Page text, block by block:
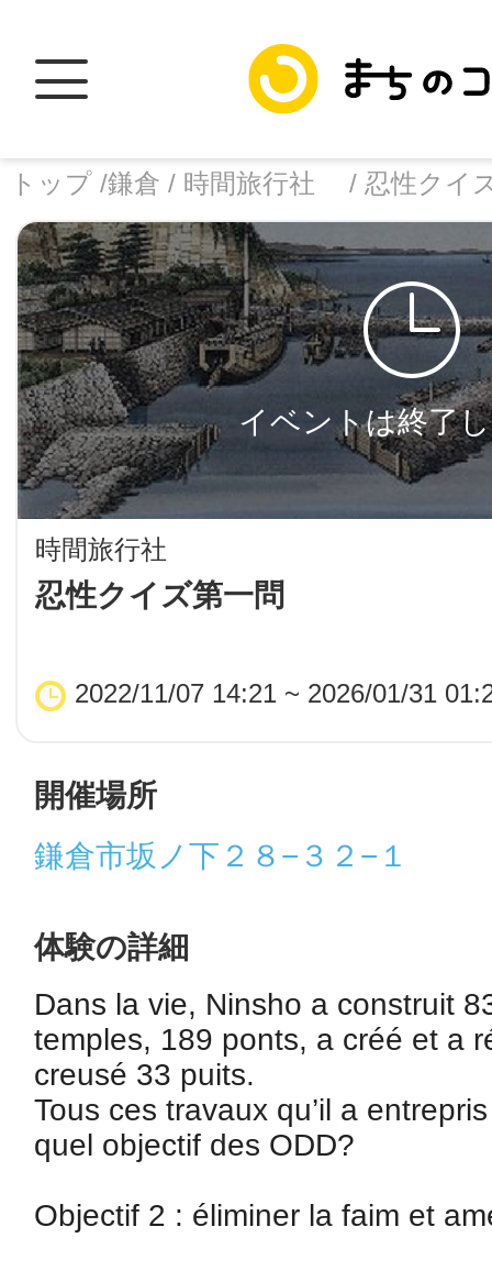
トップ /鎌倉 / 時間旅行社 / 忍性クイ
イベントは終了
時間旅行社
忍性クイズ第一問
2022/11/07 14:21 ~ 2026/01/31
facebook
X
開催場所
鎌倉市坂ノ下２８−３２−１
体験の詳細
Dans la vie, Ninsho a construit
temples, 189 ponts, a créé et a
creusé 33 puits.
Tous ces travaux qu’il a
quel objectif des ODD?
Objectif 2 : éliminer la faim et
トップ
加盟スポットに
地域に導入を
池袋